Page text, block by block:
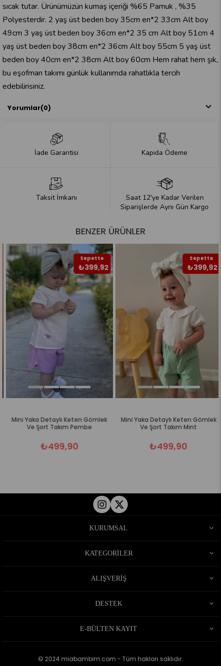
sıcak tutar. Ürünümüzün kumaş içeriği %65 Pamuk , %35
Polyesterdir. 2 yaş üst beden boy 35cm en*2 33cm Alt boy
49cm 3 yaş üst beden boy 36cm en*2 35 cm Alt boy 51cm 4
yaş üst beden boy 38cm en*2 36cm Alt boy 55cm 5 yaş üst
beden boy 40cm en*2 38cm Alt boy 60cm Hem rahat hem şık,
bu eşofman takımı günlük kullanımda rahatlıkla tercih
edebilirisiniz.
Yorumlar(0)
İade Garantisi Kapıda Ödeme
Taksit İmkanı
Saat 12'ye Kadar Verilen
Siparişlerde Aynı Gün Kargo
BENZER ÜRÜNLER
Mini Yaka Detaylı Keten Gömlek
Ve Şort Takım Pembe
₺499,90
Sepette
₺399,92
Mini Yaka Detaylı Keten Gömlek
Ve Şort Takım Mint
₺499,90
Sepette
₺399,92
KURUMSAL
KATEGORİLER
ALIŞVERİŞ
DESTEK
E-BÜLTEN KAYIT
© 2024 miabambim.com - Tüm hakları saklıdır.